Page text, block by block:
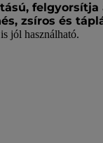
felgyorsítja
zsíros és
jól használható.